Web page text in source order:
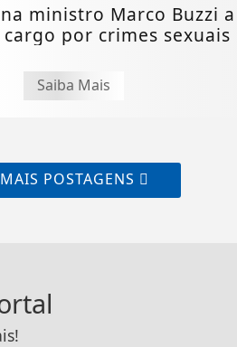
ministro Marco Buzzi a
por crimes sexuais
Saiba Mais
MAIS POSTAGENS